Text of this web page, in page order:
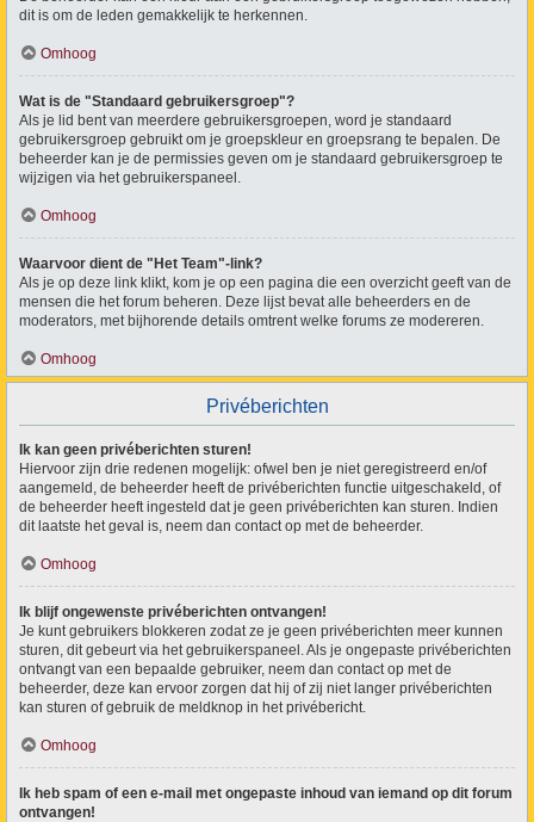
dit is om de leden gemakkelijk te herkennen.
Omhoog
Wat is de "Standaard gebruikersgroep"?
Als je lid bent van meerdere gebruikersgroepen, word je standaard
gebruikersgroep gebruikt om je groepskleur en groepsrang te bepalen. De
beheerder kan je de permissies geven om je standaard gebruikersgroep te
wijzigen via het gebruikerspaneel.
Omhoog
Waarvoor dient de "Het Team"-link?
Als je op deze link klikt, kom je op een pagina die een overzicht geeft van de
mensen die het forum beheren. Deze lijst bevat alle beheerders en de
moderators, met bijhorende details omtrent welke forums ze modereren.
Omhoog
Privéberichten
Ik kan geen privéberichten sturen!
Hiervoor zijn drie redenen mogelijk: ofwel ben je niet geregistreerd en/of
aangemeld, de beheerder heeft de privéberichten functie uitgeschakeld, of
de beheerder heeft ingesteld dat je geen privéberichten kan sturen. Indien
dit laatste het geval is, neem dan contact op met de beheerder.
Omhoog
Ik blijf ongewenste privéberichten ontvangen!
Je kunt gebruikers blokkeren zodat ze je geen privéberichten meer kunnen
sturen, dit gebeurt via het gebruikerspaneel. Als je ongepaste privéberichten
ontvangt van een bepaalde gebruiker, neem dan contact op met de
beheerder, deze kan ervoor zorgen dat hij of zij niet langer privéberichten
kan sturen of gebruik de meldknop in het privébericht.
Omhoog
Ik heb spam of een e-mail met ongepaste inhoud van iemand op dit forum
ontvangen!